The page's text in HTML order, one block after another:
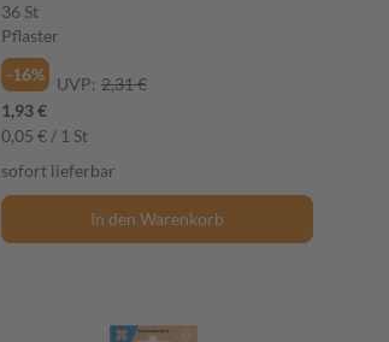
36 St
Pflaster
-16%
UVP: 2,31 €
1,93 €
0,05 € / 1 St
sofort lieferbar
In den Warenkorb